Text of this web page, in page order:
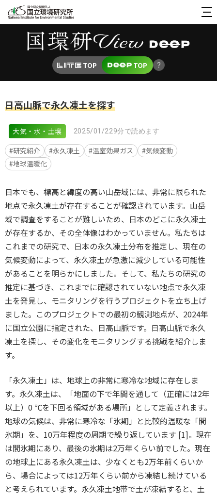
TOP TOP
日高山脈で永久凍土を探す
大気・水・土壌 2025/01/229分で読めます
#研究紹介 #永久凍土 #温室効果ガス
#気候変動
#地球温暖化
日本でも、標高と緯度の高い山岳域には、非常に限られた
地点で永久凍土が存在することが確認されています。山岳
域で調査をすることが難しいため、日本のどこに永久凍土
が存在するか、その全体像はわかっていません。私たちは
これまでの研究で、日本の永久凍土分布を推定し、現在の
気候変動によって、永久凍土が急激に減少している可能性
があることを明らかにしました。そして、私たちの研究の
推定に基づき、これまでに確認されていない地点で永久凍
土を発見し、モニタリングを行うプロジェクトを立ち上げ
ました。このプロジェクトでの最初の観測地点が、2024年
に国立公園に指定された、日高山脈です。日高山脈で永久
凍土を探し、その変化をモニタリングする挑戦を紹介しま
す。
「永久凍土」は、地球上の非常に寒冷な地域に存在しま
す。永久凍土は、「地面の下で年間を通して（正確には2年
以上）0 ℃を下回る領域がある場所」として定義されます。
地球の気候は、非常に寒冷な「氷期」と比較的温暖な「間
氷期」を、10万年程度の周期で繰り返しています [1]。現在
は間氷期にあり、最後の氷期は2万年くらい前でした。現在
の地球上にある永久凍土は、少なくとも2万年前くらいか
ら、場合によっては12万年くらい前から凍結し続けている
と考えられています。永久凍土地帯で土が凍結すると、土